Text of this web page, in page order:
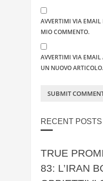
AVVERTIMI VIA EMAIL
MIO COMMENTO.
AVVERTIMI VIA
UN NUOVO ARTICOLO.
RECENT POSTS
TRUE
83: L’IRAN